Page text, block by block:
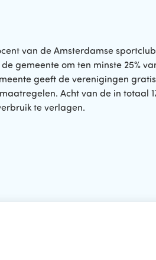
van de Amsterdamse
gemeente om ten minste 25%
geeft de verenigingen
Acht van de in totaal
te verlagen.